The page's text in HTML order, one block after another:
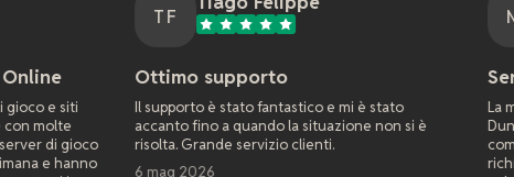
Ottimo supporto
Il supporto è stato fantastico e mi è stato
accanto fino a quando la situazione non si è
risolta. Grande servizio clienti.
6 mag 2026
Servizio
La mia prima
Dune Awakening. Ho
compagnia ma
richiedevano